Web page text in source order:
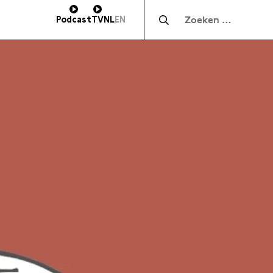
PodcastTVNLEN